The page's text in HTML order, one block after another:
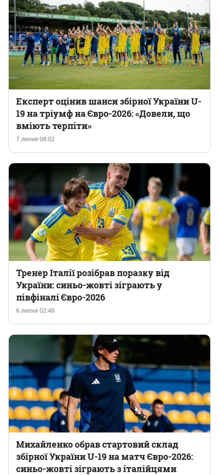
7 липня 08:02
Експерт оцінив шанси збірної України U-
19 на тріумф на Євро-2026: «Довели, що
вміють терпіти»
6 липня 02:46
Тренер Італії розібрав поразку від
України: синьо-жовті зіграють у
півфіналі Євро-2026
Михайленко обрав стартовий склад
збірної України U-19 на матч Євро-2026:
синьо-жовті зіграють з італійцями